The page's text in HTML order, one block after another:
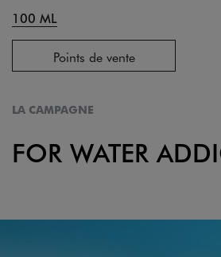
100 ML
Points de vente
LA CAMPAGNE
FOR WATER